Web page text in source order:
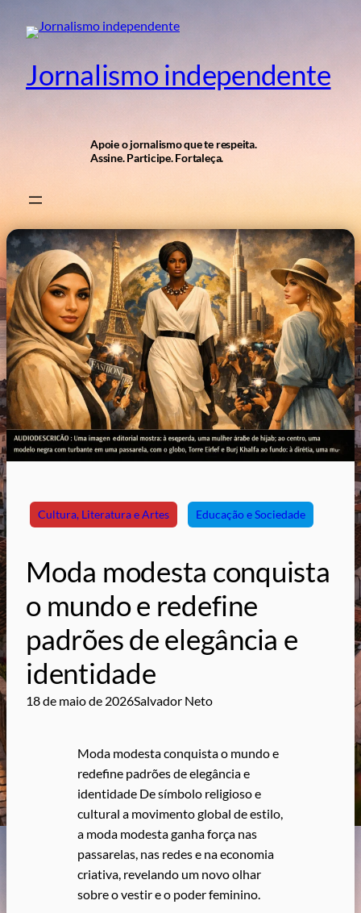
para
conteúdo
Jornalismo independente
Apoie o jornalismo que te respeita.
Assine. Participe. Fortaleça.
Cultura, Literatura e Artes Educação e Sociedade
Moda modesta conquista
o mundo e redefine
padrões de elegância e
identidade
18 de maio de 2026Salvador Neto
Moda modesta conquista o mundo e
redefine padrões de elegância e
identidade De símbolo religioso e
cultural a movimento global de estilo,
a moda modesta ganha força nas
passarelas, nas redes e na economia
criativa, revelando um novo olhar
sobre o vestir e o poder feminino.